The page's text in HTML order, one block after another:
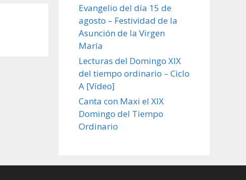
Evangelio del día 15 de
agosto – Festividad de la
Asunción de la Virgen
María
Lecturas del Domingo XIX
del tiempo ordinario – Ciclo
A [Vídeo]
Canta con Maxi el XIX
Domingo del Tiempo
Ordinario